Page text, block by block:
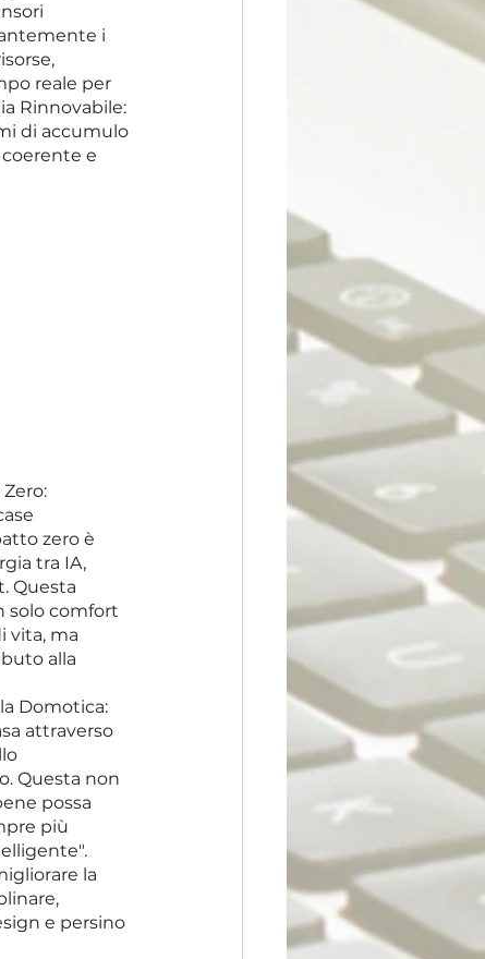
i
reale per
Rinnovabile:
di accumulo
e
zero è
tra IA,
Questa
solo comfort
vita, ma
alla
Domotica:
attraverso
Questa non
possa
più
la
e persino